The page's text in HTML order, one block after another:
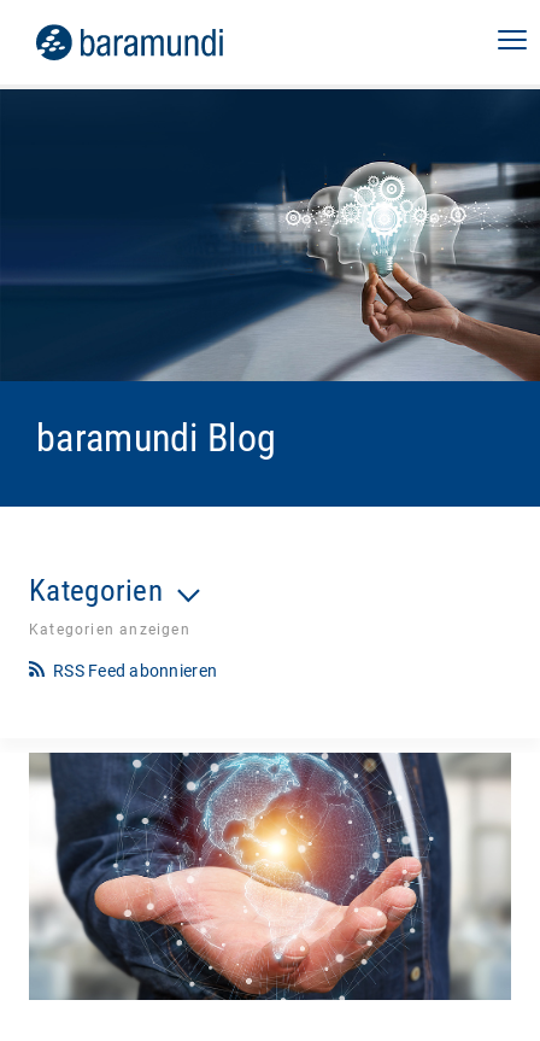
baramundi Blog
Kategorien
Kategorien anzeigen
RSS Feed abonnieren